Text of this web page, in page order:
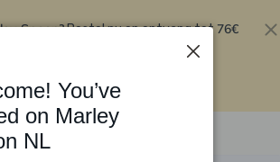
Spoon?Bestel nu en ontvang tot 76€
You’ve
on Marley
NL